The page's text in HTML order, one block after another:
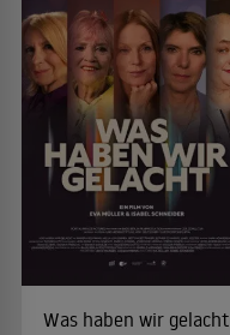
Was haben wir gelacht